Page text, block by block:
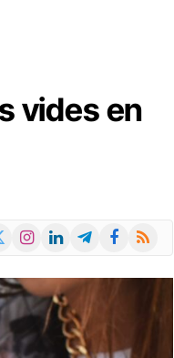
vides en
Instagram
LinkedInTelegramFacebook
RSS